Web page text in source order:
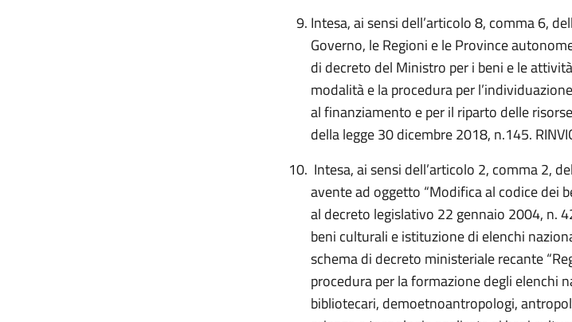
Intesa, ai sensi dell’articolo 8, comma 6,
Governo, le Regioni e le Province
di decreto del Ministro per i beni e le
modalità e la procedura per
al finanziamento e per il riparto delle
della legge 30 dicembre 2018, n.145.
Intesa, ai sensi dell’articolo 2, comma 2,
avente ad oggetto “Modifica al codice dei
al decreto legislativo 22 gennaio 2004, n.
beni culturali e istituzione di elenchi
schema di decreto ministeriale recante
procedura per la formazione degli elenchi
bibliotecari, demoetnoantropologi,